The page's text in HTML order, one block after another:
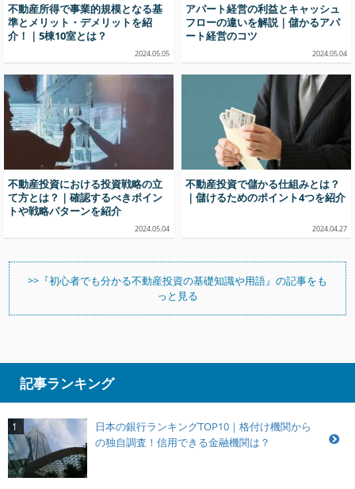
不動産所得で事業的規模となる基
準とメリット・デメリットを紹
介！｜5棟10室とは？
2024.05.05
アパート経営の利益とキャッシュ
フローの違いを解説｜儲かるアパ
ート経営のコツ
2024.05.04
不動産投資における投資戦略の立
て方とは？｜確認するべきポイン
トや戦略パターンを紹介
2024.05.04
不動産投資で儲かる仕組みとは？
｜儲けるためのポイント4つを紹介
2024.04.27
>>『初心者でも分かる不動産投資の基礎知識や用語』の記事をも
っと見る
記事ランキング
1
日本の銀行ランキングTOP10｜格付け機関から
の独自調査！信用できる金融機関は？